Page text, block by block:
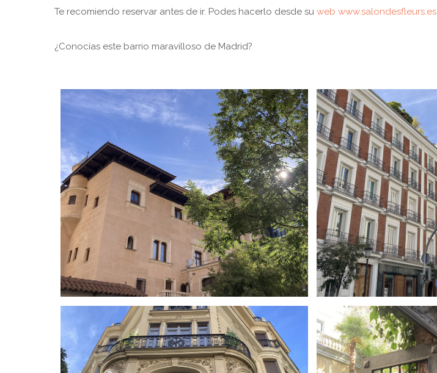
Te recomiendo reservar antes de ir. Podes hacerlo desde su web www.salondesfleurs.es
¿Conocías este barrio maravilloso de Madrid?